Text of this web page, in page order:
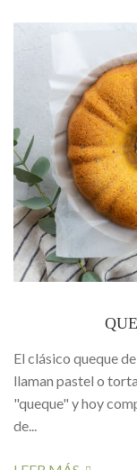
El clásico queque
llaman pastel o
"queque" y hoy
de...